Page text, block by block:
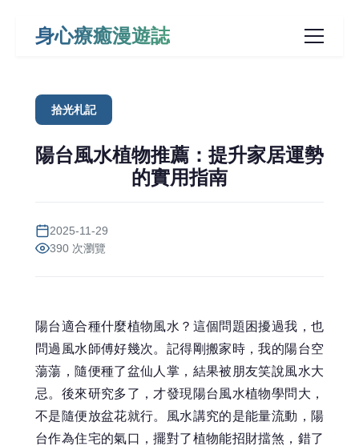
身心療癒漫遊誌
拾光札記
陽台風水植物推薦：提升家居運勢
的實用指南
2025-11-29
390 次瀏覽
陽台適合種什麼植物風水？這個問題困擾過我，也
問過風水師傅好幾次。記得剛搬家時，我的陽台空
蕩蕩，隨便種了盆仙人掌，結果被朋友笑說風水大
忌。後來研究多了，才發現陽台風水植物學問大，
不是隨便放盆花就行。風水講究的是能量流動，陽
台作為住宅的氣口，擺對了植物能招財擋煞，錯了